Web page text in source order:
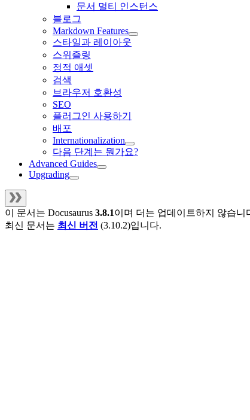
문서 멀티 인스턴스
블로그
Markdown Features
스타일과 레이아웃
스위즐링
정적 애셋
검색
브라우저 호환성
SEO
플러그인 사용하기
배포
Internationalization
다음 단계는 뭔가요?
Advanced Guides
Upgrading
이 문서는 Docusaurus 3.8.1이며 더는 업데이트하지 않습니
최신 문서는 최신 버전 (3.10.2)입니다.